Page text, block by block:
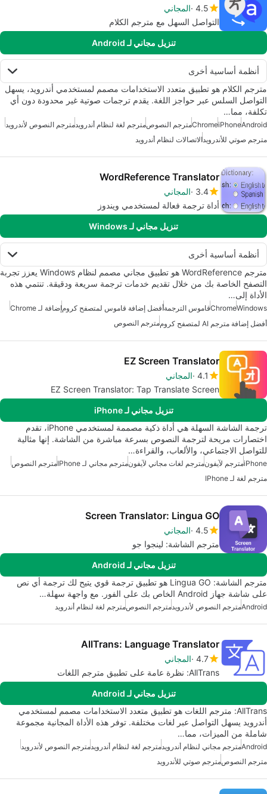
4.5 المجاني
التواصل السهل مع مترجم الكلام
تنزيل مجاني لـ Android
أنظمة أساسية أخرى
مترجم الكلام هو تطبيق متعدد الاستخدامات مصمم لمستخدمي أندرويد، يسهل
التواصل السلس عبر حواجز اللغة. يقدم ترجمات صوتية غير محدودة دون أي
تكلفة، مما…
Android
iPhone
Chromeمترجم النصوصمترجم لغة لنظام أندرويدمترجم النصوص لأندرويد
مترجم صوتي للأندرويد الاتصالات لنظام أندرويد
WordReference Translator
3.4 المجاني
أداة ترجمة فعالة لمستخدمي ويندوز
تنزيل مجاني لـ Windows
أنظمة أساسية أخرى
مترجم WordReference هو تطبيق مجاني مصمم لنظام Windows يعزز تجربة
التصفح الخاصة بك من خلال تقديم خدمات ترجمة سريعة ودقيقة. تنتمي هذه
الأداة إلى…
Windows
Chromeقاموس الترجمةأفضل إضافة قاموس لمتصفح كرومإضافة لـ Chrome
أفضل إضافة مترجم AI لمتصفح كروم
مترجم النصوص
EZ Screen Translator
4.1 المجاني
EZ Screen Translator: Tap Translate Screen
تنزيل مجاني لـ iPhone
ترجمة الشاشة السهلة هي أداة ذكية مصممة لمستخدمي iPhone، تقدم
اختصارات مريحة لترجمة النصوص بسرعة مباشرة من الشاشة. إنها مثالية
للتواصل الاجتماعي، والألعاب، والقراءة…
iPhoneمترجم لآيفونمترجم لغات مجاني لآيفونمترجم مجاني لـ IPhone
مترجم النصوص
مترجم لغة لـ IPhone
Screen Translator: Lingua GO
4.5 المجاني
مترجم الشاشة: لينجوا جو
تنزيل مجاني لـ Android
مترجم الشاشة: Lingua GO هو تطبيق ترجمة قوي يتيح لك ترجمة أي نص
على شاشة جهاز Android الخاص بك على الفور. مع واجهة سهلة…
Androidمترجم النصوص لأندرويدمترجم النصوصمترجم لغة لنظام أندرويد
AllTrans: Language Translator
4.7 المجاني
AllTrans: نظرة عامة على تطبيق مترجم اللغات
تنزيل مجاني لـ Android
AllTrans: مترجم اللغات هو تطبيق متعدد الاستخدامات مصمم لمستخدمي
أندرويد يسهل التواصل عبر لغات مختلفة. توفر هذه الأداة المجانية مجموعة
شاملة من الميزات، مما…
Androidمترجم مجاني لنظام أندرويدمترجم لغة لنظام أندرويدمترجم النصوص لأندرويد
مترجم النصوصمترجم صوتي للأندرويد